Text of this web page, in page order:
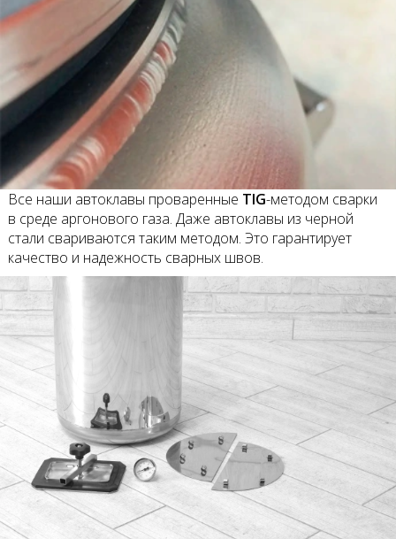
Все наши автоклавы проваренные TIG-методом сварки
в среде аргонового газа. Даже автоклавы из черной
стали свариваются таким методом. Это гарантирует
качество и надежность сварных швов.